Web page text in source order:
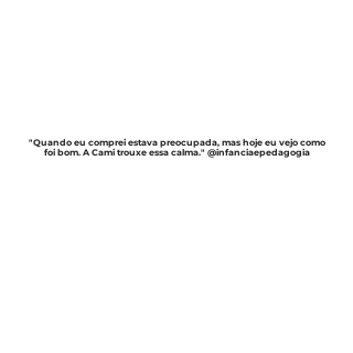
"Quando eu comprei estava preocupada, mas hoje eu vejo como
foi bom. A Cami trouxe essa calma." @infanciaepedagogia